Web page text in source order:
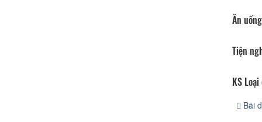
Ăn uống
Tiện
KS
Bãi